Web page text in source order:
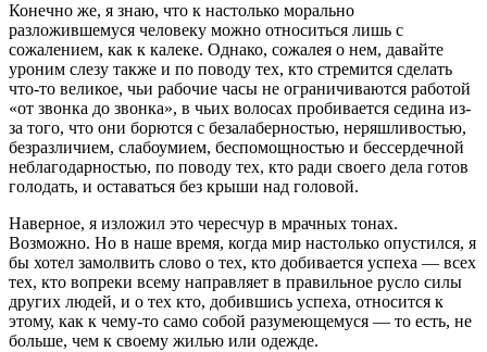
Конечно же, я знаю, что к настолько морально
разложившемуся человеку можно относиться лишь с
сожалением, как к калеке. Однако, сожалея о нем, давайте
уроним слезу также и по поводу тех, кто стремится сделать
что-то великое, чьи рабочие часы не ограничиваются работой
«от звонка до звонка», в чьих волосах пробивается седина из-
за того, что они борются с безалаберностью, неряшливостью,
безразличием, слабоумием, беспомощностью и бессердечной
неблагодарностью, по поводу тех, кто ради своего дела готов
голодать, и оставаться без крыши над головой.
Наверное, я изложил это чересчур в мрачных тонах.
Возможно. Но в наше время, когда мир настолько опустился, я
бы хотел замолвить слово о тех, кто добивается успеха — всех
тех, кто вопреки всему направляет в правильное русло силы
других людей, и о тех кто, добившись успеха, относится к
этому, как к чему-то само собой разумеющемуся — то есть, не
больше, чем к своему жилью или одежде.